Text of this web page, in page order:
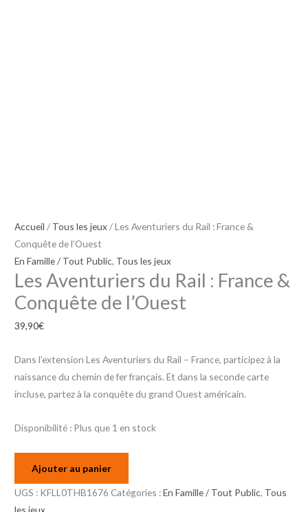
Accueil / Tous les jeux/ Les Aventuriers du Rail : France &
Conquête de l’Ouest
En Famille / Tout Public, Tous les jeux
Les Aventuriers du Rail : France &
Conquête de l’Ouest
39,90€
Dans l’extension Les Aventuriers du Rail – France, participez à la
naissance du chemin de fer français. Et dans la seconde carte
incluse, partez à la conquête du grand Ouest américain.
Disponibilité : Plus que 1 en stock
Ajouter au panier
UGS : KFLL0THB1676 Catégories :En Famille / Tout Public, Tous